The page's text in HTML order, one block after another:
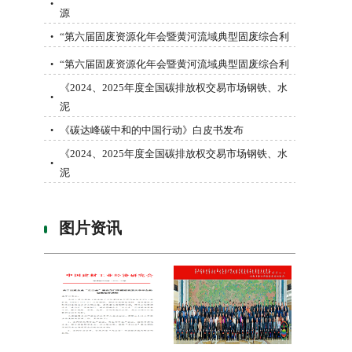
•
源
• “第六届固废资源化年会暨黄河流域典型固废综合利
• “第六届固废资源化年会暨黄河流域典型固废综合利
•
《2024、2025年度全国碳排放权交易市场钢铁、水
泥
• 《碳达峰碳中和的中国行动》白皮书发布
•
《2024、2025年度全国碳排放权交易市场钢铁、水
泥
图片资讯